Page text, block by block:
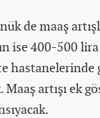
de maaş
ise 400-500
artışı ek